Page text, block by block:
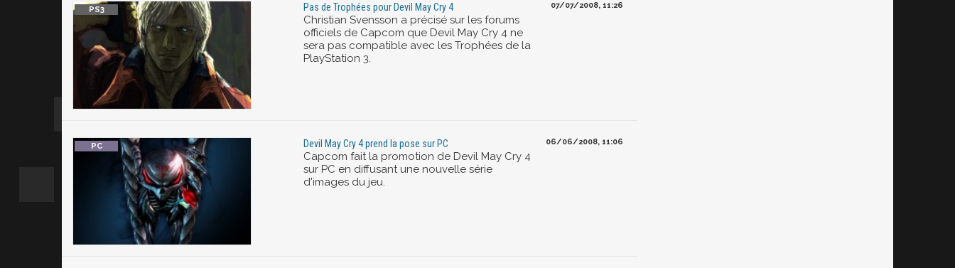
Pas de Trophées pour Devil May Cry 4
Christian Svensson a précisé sur les forums
officiels de Capcom que Devil May Cry 4 ne
sera pas compatible avec les Trophées de la
PlayStation 3.
07/07/2008, 11:26
Devil May Cry 4 prend la pose sur PC
Capcom fait la promotion de Devil May Cry 4
sur PC en diffusant une nouvelle série
d'images du jeu.
06/06/2008, 11:06